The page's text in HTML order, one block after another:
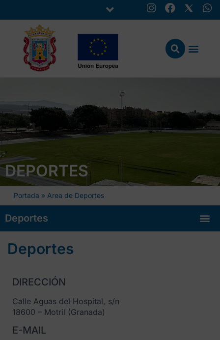
DEPORTES
Portada » Area de Deportes
Deportes
Deportes
DIRECCIÓN
Calle Aguas del Hospital, s/n
18600 – Motril (Granada)
E-MAIL